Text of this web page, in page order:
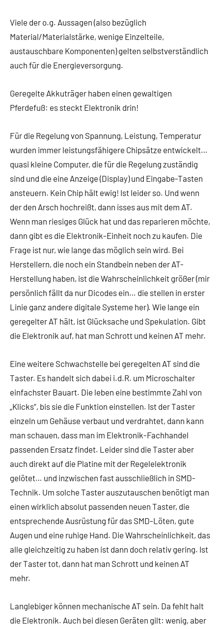
Viele der o.g. Aussagen (also bezüglich
Material/Materialstärke, wenige Einzelteile,
austauschbare Komponenten) gelten selbstverständlich
auch für die Energieversorgung.
Geregelte Akkuträger haben einen gewaltigen
Pferdefuß: es steckt Elektronik drin!
Für die Regelung von Spannung, Leistung, Temperatur
wurden immer leistungsfähigere Chipsätze entwickelt…
quasi kleine Computer, die für die Regelung zuständig
sind und die eine Anzeige (Display) und Eingabe-Tasten
ansteuern. Kein Chip hält ewig! Ist leider so. Und wenn
der den Arsch hochreißt, dann isses aus mit dem AT.
Wenn man riesiges Glück hat und das reparieren möchte,
dann gibt es die Elektronik-Einheit noch zu kaufen. Die
Frage ist nur, wie lange das möglich sein wird. Bei
Herstellern, die noch ein Standbein neben der AT-
Herstellung haben, ist die Wahrscheinlichkeit größer (mir
persönlich fällt da nur Dicodes ein… die stellen in erster
Linie ganz andere digitale Systeme her). Wie lange ein
geregelter AT hält, ist Glücksache und Spekulation. Gibt
die Elektronik auf, hat man Schrott und keinen AT mehr.
Eine weitere Schwachstelle bei geregelten AT sind die
Taster. Es handelt sich dabei i.d.R. um Microschalter
einfachster Bauart. Die leben eine bestimmte Zahl von
„Klicks“, bis sie die Funktion einstellen. Ist der Taster
einzeln um Gehäuse verbaut und verdrahtet, dann kann
man schauen, dass man im Elektronik-Fachhandel
passenden Ersatz findet. Leider sind die Taster aber
auch direkt auf die Platine mit der Regelelektronik
gelötet… und inzwischen fast ausschließlich in SMD-
Technik. Um solche Taster auszutauschen benötigt man
einen wirklich absolut passenden neuen Taster, die
entsprechende Ausrüstung für das SMD-Löten, gute
Augen und eine ruhige Hand. Die Wahrscheinlichkeit, das
alle gleichzeitig zu haben ist dann doch relativ gering. Ist
der Taster tot, dann hat man Schrott und keinen AT
mehr.
Langlebiger können mechanische AT sein. Da fehlt halt
die Elektronik. Auch bei diesen Geräten gilt: wenig, aber